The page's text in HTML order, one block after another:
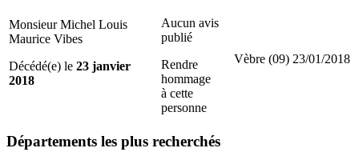
Monsieur Michel Louis
Maurice Vibes
Décédé(e) le 23 janvier
2018
Aucun avis
publié
Rendre
hommage
à cette
personne
Vèbre (09) 23/01/2018
Départements les plus recherchés